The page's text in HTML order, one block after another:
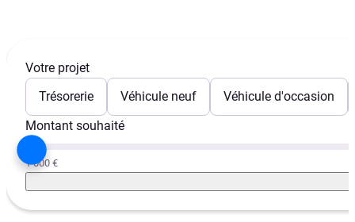
Votre projet
Trésorerie
Véhicule neuf
Véhicule d'occasion
Montant souhaité
1 000 €